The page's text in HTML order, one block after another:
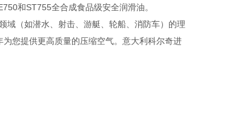
和ST755全合成食品级安全润滑油。
域（如潜水、射击、游艇、轮船、消防车）的理
您提供更高质量的压缩空气。意大利科尔奇进